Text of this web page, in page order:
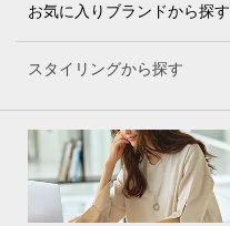
お気に入りブランドから探す
スタイリングから探す